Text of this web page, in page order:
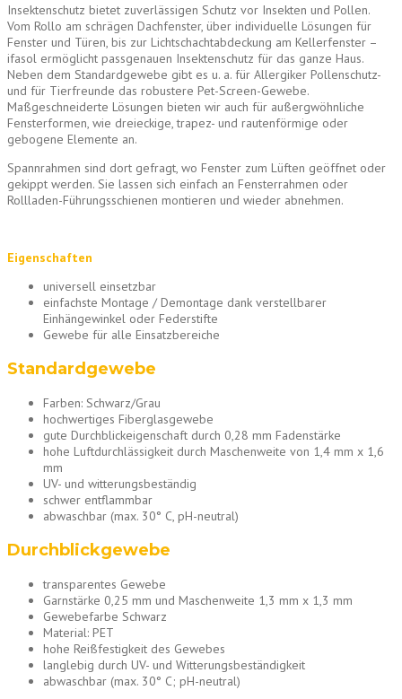
Insektenschutz bietet zuverlässigen Schutz vor Insekten und Pollen.
Vom Rollo am schrägen Dachfenster, über individuelle Lösungen für
Fenster und Türen, bis zur Lichtschachtabdeckung am Kellerfenster –
ifasol ermöglicht passgenauen Insektenschutz für das ganze Haus.
Neben dem Standardgewebe gibt es u. a. für Allergiker Pollenschutz-
und für Tierfreunde das robustere Pet-Screen-Gewebe.
Maßgeschneiderte Lösungen bieten wir auch für außergwöhnliche
Fensterformen, wie dreieckige, trapez- und rautenförmige oder
gebogene Elemente an.
Spannrahmen sind dort gefragt, wo Fenster zum Lüften geöffnet oder
gekippt werden. Sie lassen sich einfach an Fensterrahmen oder
Rollladen-Führungsschienen montieren und wieder abnehmen.
Eigenschaften
universell einsetzbar
einfachste Montage / Demontage dank verstellbarer
Einhängewinkel oder Federstifte
Gewebe für alle Einsatzbereiche
Standardgewebe
Farben: Schwarz/Grau
hochwertiges Fiberglasgewebe
gute Durchblickeigenschaft durch 0,28 mm Fadenstärke
hohe Luftdurchlässigkeit durch Maschenweite von 1,4 mm x 1,6
mm
UV- und witterungsbeständig
schwer entflammbar
abwaschbar (max. 30° C, pH-neutral)
Durchblickgewebe
transparentes Gewebe
Garnstärke 0,25 mm und Maschenweite 1,3 mm x 1,3 mm
Gewebefarbe Schwarz
Material: PET
hohe Reißfestigkeit des Gewebes
langlebig durch UV- und Witterungsbeständigkeit
abwaschbar (max. 30° C; pH-neutral)